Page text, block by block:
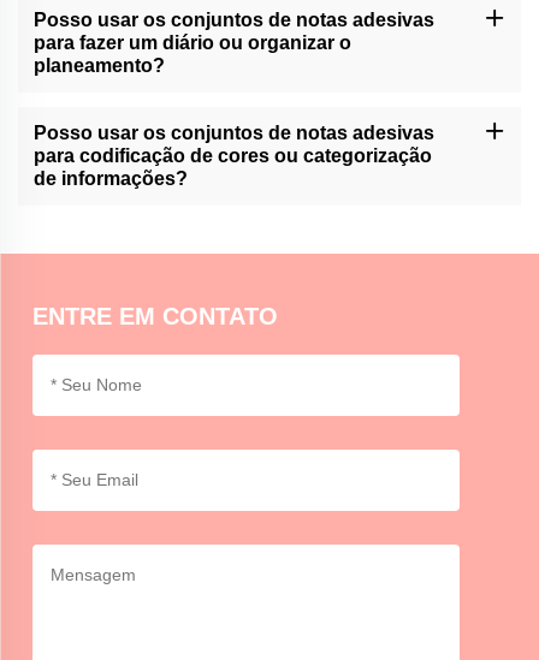
conjuntos de notas adesivas. Por favor, entre em contato com o
nosso suporte ao cliente ou consulte o nosso site para serviços
de personalização disponíveis.
Posso usar os conjuntos de notas adesivas
para fazer um diário ou organizar o
planeamento?
ferramenta útil para o registro de balas ou organização de
planejadores, permitindo que os usuários adicionem e movam
facilmente notas dentro de seus layouts.
Posso usar os conjuntos de notas adesivas
para codificação de cores ou categorização
de informações?
fornecendo uma maneira organizada e visual de diferenciar e
ENTRE EM CONTATO